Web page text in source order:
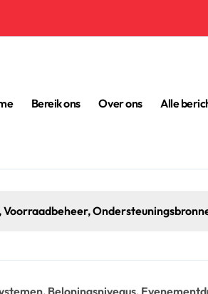
Bereik ons Over ons Alle
Xbox
Beloningsniveaus,